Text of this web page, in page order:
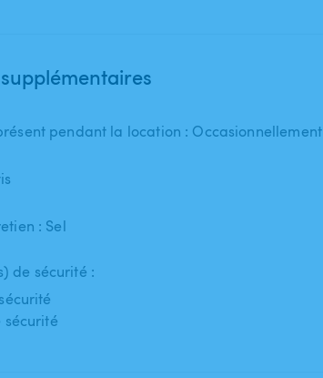
pendant la location : Occasionnellement
: Sel
de sécurité :